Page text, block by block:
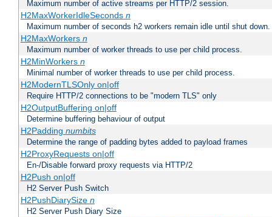
Maximum number of active streams per HTTP/2 session.
H2MaxWorkerIdleSeconds n
Maximum number of seconds h2 workers remain idle until shut down.
H2MaxWorkers n
Maximum number of worker threads to use per child process.
H2MinWorkers n
Minimal number of worker threads to use per child process.
H2ModernTLSOnly on|off
Require HTTP/2 connections to be "modern TLS" only
H2OutputBuffering on|off
Determine buffering behaviour of output
H2Padding numbits
Determine the range of padding bytes added to payload frames
H2ProxyRequests on|off
En-/Disable forward proxy requests via HTTP/2
H2Push on|off
H2 Server Push Switch
H2PushDiarySize n
H2 Server Push Diary Size